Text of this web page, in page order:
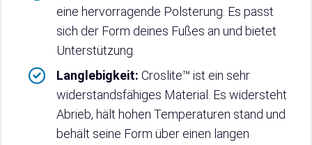
eine hervorragende Polsterung. Es passt
sich der Form deines Fußes an und bietet
Unterstützung.
Langlebigkeit: Croslite™ ist ein sehr
widerstandsfähiges Material. Es widersteht
Abrieb, hält hohen Temperaturen stand und
behält seine Form über einen langen